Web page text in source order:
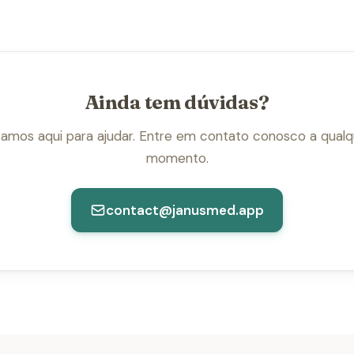
Ainda tem dúvidas?
aqui para ajudar. Entre em contato conosco a
momento.
contact@janusmed.app